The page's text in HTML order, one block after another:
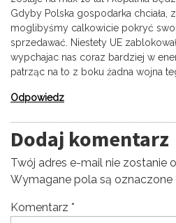
Gdyby Polska gospodarka chciała,
moglibyśmy calkowicie pokryć
sprzedawać. Niestety UE
wypchajac nas coraz bardziej w
patrząc na to z boku żadna wojna
Odpowiedz
Dodaj komentarz
Twój adres e-mail nie zostanie
Wymagane pola są oznaczone
Komentarz *